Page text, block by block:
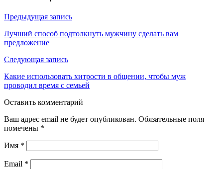
Предыдущая запись
Лучший способ подтолкнуть мужчину сделать вам
предложение
Следующая запись
Какие использовать хитрости в общении, чтобы муж
проводил время с семьей
Оставить комментарий
Ваш адрес email не будет опубликован. Обязательные поля
помечены *
Имя *
Email *